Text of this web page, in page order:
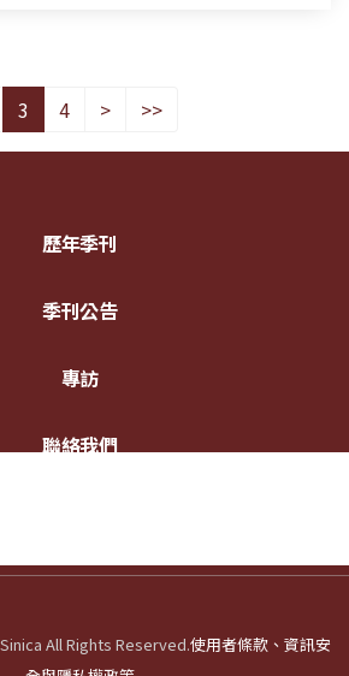
3 4 > >>
歷年季刊
季刊公告
專訪
聯絡我們
All Rights Reserved.使用者條款、資訊安